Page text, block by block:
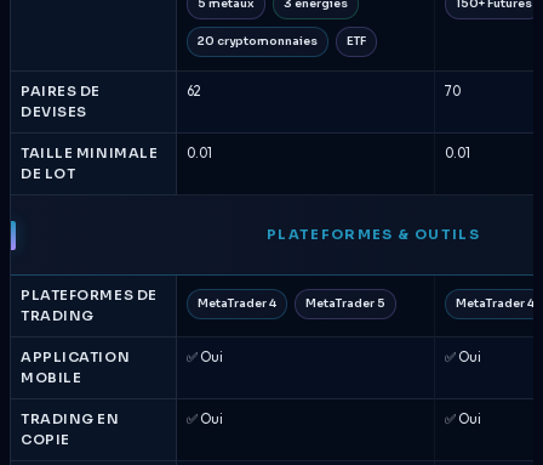
5 métaux 3 énergies
20 cryptomonnaies ETF
150+ Futures
PAIRES DE
DEVISES
62 70
TAILLE MINIMALE
DE LOT
0.01 0.01
PLATEFORMES & OUTILS
PLATEFORMES DE
TRADING
MetaTrader 4 MetaTrader 5 MetaTrader 4
APPLICATION
MOBILE
✅ Oui ✅ Oui
TRADING EN
COPIE
✅ Oui ✅ Oui